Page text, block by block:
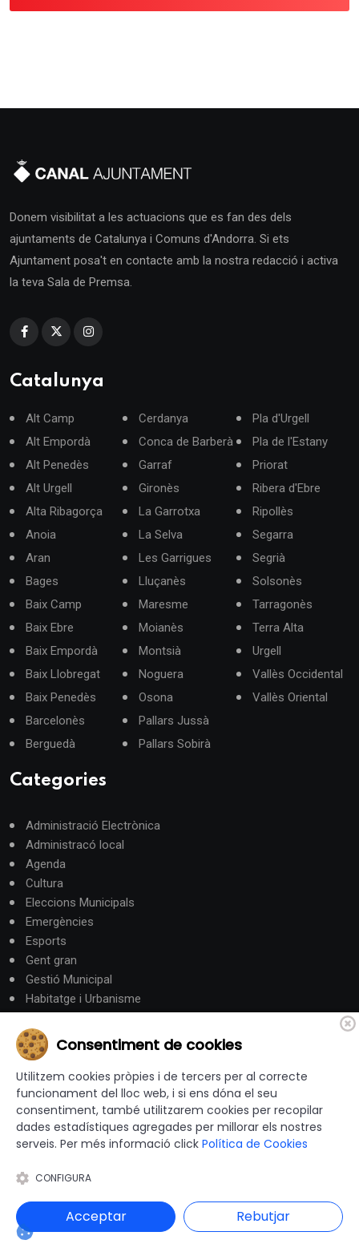
Donem visibilitat a les actuacions que es fan des dels
ajuntaments de Catalunya i Comuns d'Andorra. Si ets
Ajuntament posa't en contacte amb la nostra redacció i activa
la teva Sala de Premsa.
Catalunya
Alt Camp
Alt Empordà
Alt Penedès
Alt Urgell
Alta Ribagorça
Anoia
Aran
Bages
Baix Camp
Baix Ebre
Baix Empordà
Baix Llobregat
Baix Penedès
Barcelonès
Berguedà
Cerdanya
Conca de Barberà
Garraf
Gironès
La Garrotxa
La Selva
Les Garrigues
Lluçanès
Maresme
Moianès
Montsià
Noguera
Osona
Pallars Jussà
Pallars Sobirà
Pla d'Urgell
Pla de l'Estany
Priorat
Ribera d'Ebre
Ripollès
Segarra
Segrià
Solsonès
Tarragonès
Terra Alta
Urgell
Vallès Occidental
Vallès Oriental
Categories
Administració Electrònica
Administracó local
Agenda
Cultura
Eleccions Municipals
Emergències
Esports
Gent gran
Gestió Municipal
Habitatge i Urbanisme
Intervenció General
Justícia
Medi Ambient
Mobilitat i Territori
Obres i serveis
Ocupació i Formació
Participació ciutadana
Promoció Econòmica
Seguretat
Societat
Consentiment de cookies
Utilitzem cookies pròpies i de tercers per al correcte
funcionament del lloc web, i si ens dóna el seu
consentiment, també utilitzarem cookies per recopilar
dades estadístiques agregades per millorar els nostres
serveis. Per més informació click Política de Cookies
CONFIGURA
Acceptar Rebutjar